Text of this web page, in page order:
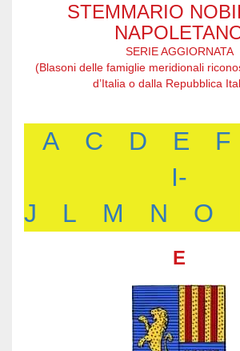
STEMMARIO
SERIE AGGIORNATA
(Blasoni delle famiglie meridionali
d’Italia o dalla Repubblica
A C D E F
I-
J
L M N O
E